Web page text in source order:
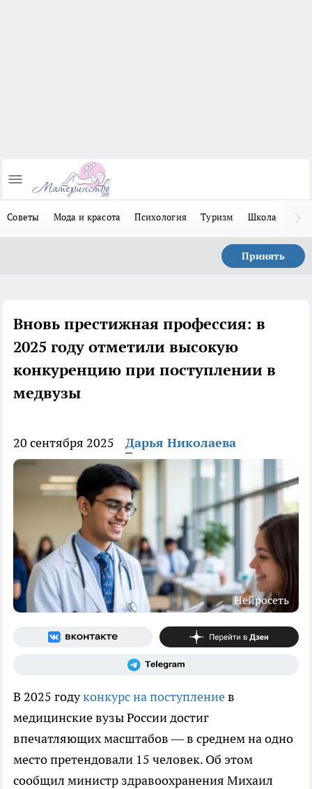
Советы Мода и красота Психология Туризм Школа
Принять
Вновь престижная профессия: в
2025 году отметили высокую
конкуренцию при поступлении в
медвузы
20 сентября 2025 Дарья Николаева
Нейросеть
В 2025 годуконкурс на поступлениев
медицинские вузы России достиг
впечатляющих масштабов — в среднем на одно
место претендовали 15 человек. Об этом
сообщил министр здравоохранения Михаил